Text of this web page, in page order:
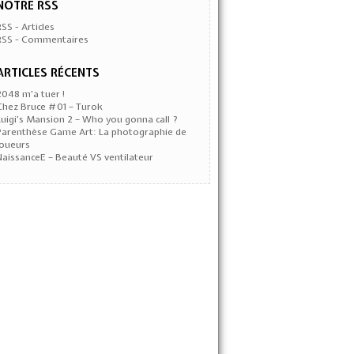
RSS
- Articles
- Commentaires
RÉCENTS
m’a tuer !
Bruce #01 – Turok
Mansion 2 – Who you gonna call ?
Game Art: La photographie de
– Beauté VS ventilateur